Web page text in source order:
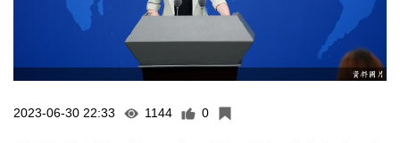
2023-06-30 22:33 1144 0